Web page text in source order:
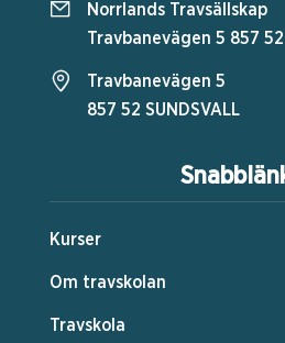
Kurser
Om travskolan
Travskola
Norrlands Travsällskap
Travbanevägen 5 857 52
Travbanevägen 5
857 52 SUNDSVALL